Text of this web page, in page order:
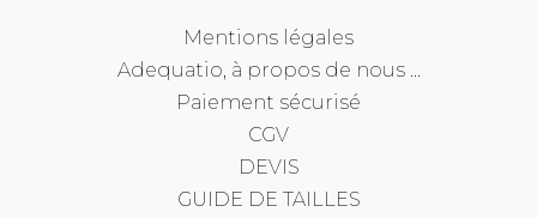
Mentions légales
Adequatio, à propos de nous ...
Paiement sécurisé
CGV
DEVIS
GUIDE DE TAILLES